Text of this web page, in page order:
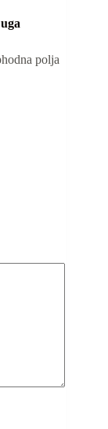
polja